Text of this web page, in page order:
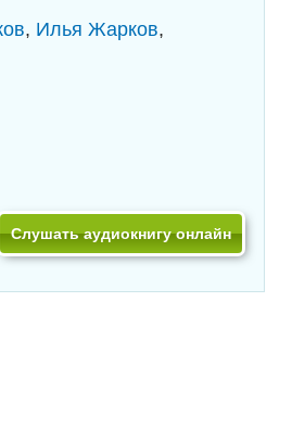
, Илья Жарков,
Слушать аудиокнигу онлайн